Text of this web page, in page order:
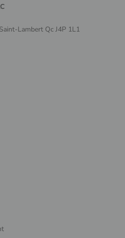
Lambert Qc J4P 1L1